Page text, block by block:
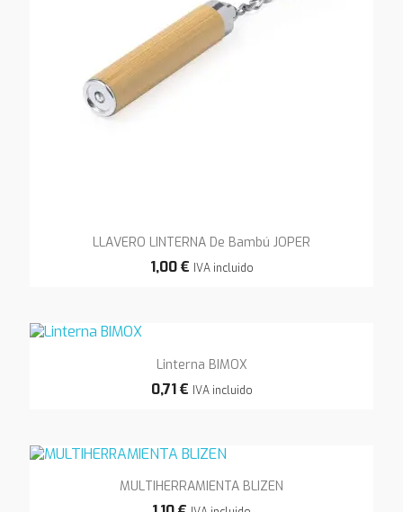
LLAVERO LINTERNA De Bambú JOPER
1,00 € IVA incluido
Linterna BIMOX
0,71 € IVA incluido
MULTIHERRAMIENTA BLIZEN